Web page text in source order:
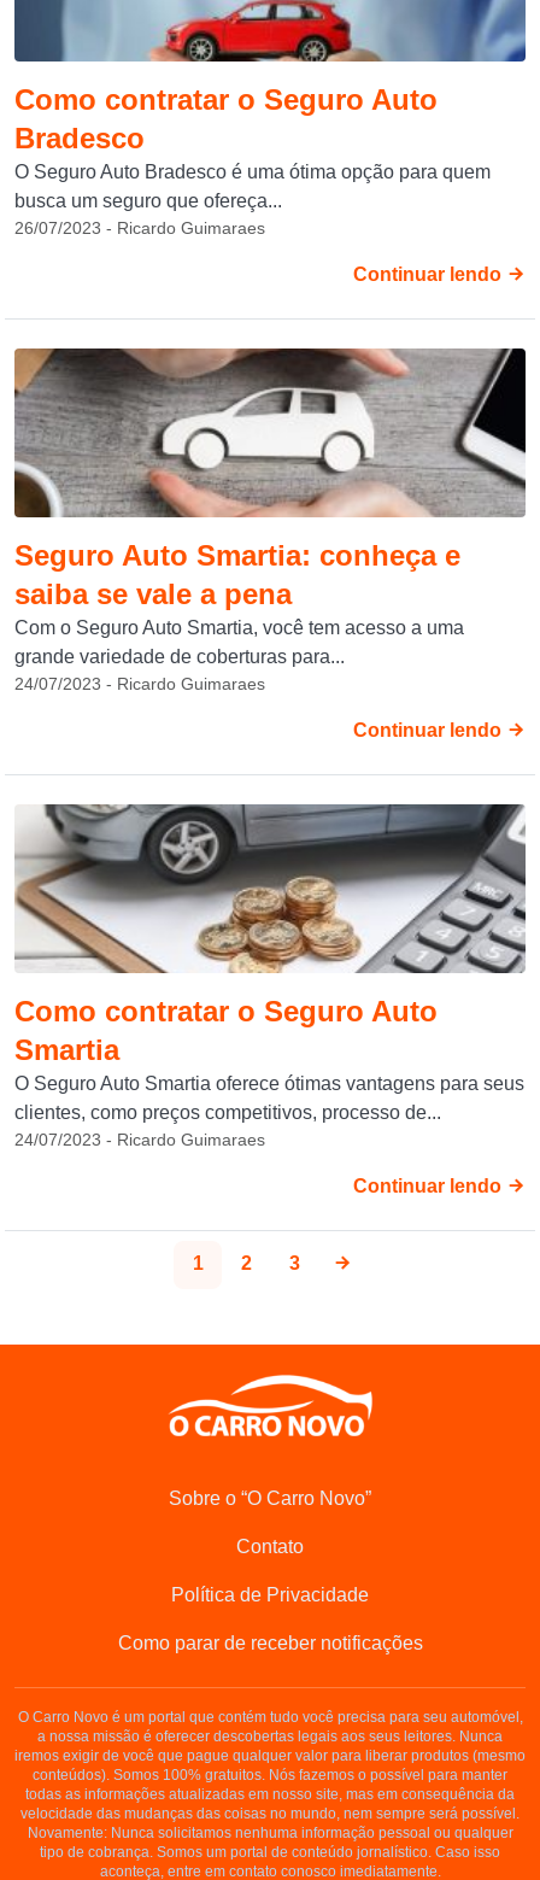
Como contratar o Seguro Auto
Bradesco
O Seguro Auto Bradesco é uma ótima opção para quem
busca um seguro que ofereça...
26/07/2023 - Ricardo Guimaraes
Continuar lendo
Seguro Auto Smartia: conheça e
saiba se vale a pena
Com o Seguro Auto Smartia, você tem acesso a uma
grande variedade de coberturas para...
24/07/2023 - Ricardo Guimaraes
Continuar lendo
Como contratar o Seguro Auto
Smartia
O Seguro Auto Smartia oferece ótimas vantagens para seus
clientes, como preços competitivos, processo de...
24/07/2023 - Ricardo Guimaraes
Continuar lendo
1 2 3
Sobre o “O Carro Novo”
Contato
Política de Privacidade
Como parar de receber notificações
O Carro Novo é um portal que contém tudo você precisa para seu automóvel,
a nossa missão é oferecer descobertas legais aos seus leitores. Nunca
iremos exigir de você que pague qualquer valor para liberar produtos (mesmo
conteúdos). Somos 100% gratuitos. Nós fazemos o possível para manter
todas as informações atualizadas em nosso site, mas em consequência da
velocidade das mudanças das coisas no mundo, nem sempre será possível.
Novamente: Nunca solicitamos nenhuma informação pessoal ou qualquer
tipo de cobrança. Somos um portal de conteúdo jornalístico. Caso isso
aconteça, entre em contato conosco imediatamente.